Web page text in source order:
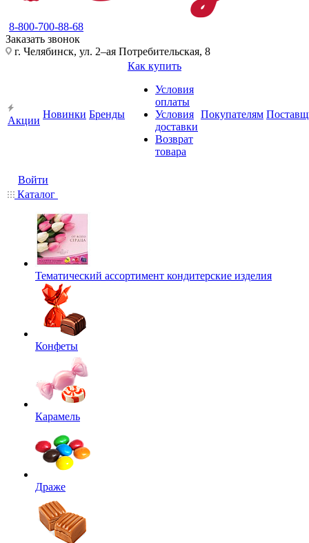
8-800-700-88-68
Заказать звонок
г. Челябинск, ул. 2–ая Потребительская, 8
Акции
Новинки Бренды
Как купить
Условия
оплаты
Условия
доставки
Возврат
товара
Покупателям
Войти
Каталог
Тематический ассортимент кондитерские изделия
Конфеты
Карамель
Драже